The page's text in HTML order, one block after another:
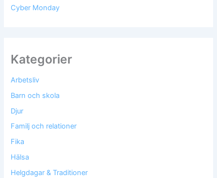
Cyber Monday
Kategorier
Arbetsliv
Barn och skola
Djur
Familj och relationer
Fika
Hälsa
Helgdagar & Traditioner